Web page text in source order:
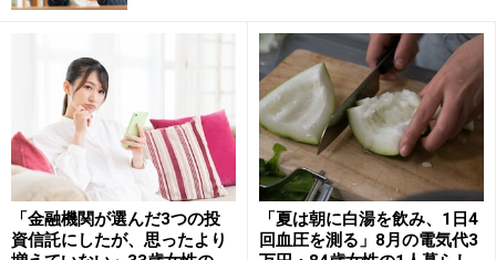
祭や交際費などが思った以上に大きく、かなり生活を圧
「飲み会や旅行に誘われても断ることが多
いのがつらかった」
返済中に最も印象に残っている出来事として、「毎月の
返済はしんどいながらも、なんとか生活はできていたも
のの、周りの同期などで、奨学金を借りていない実家暮
「金融機関が選んだ3つの投
資信託にしたが、思ったより
「夏は朝に白湯を飲み、1日4
回血圧を測る」8月の電気代3